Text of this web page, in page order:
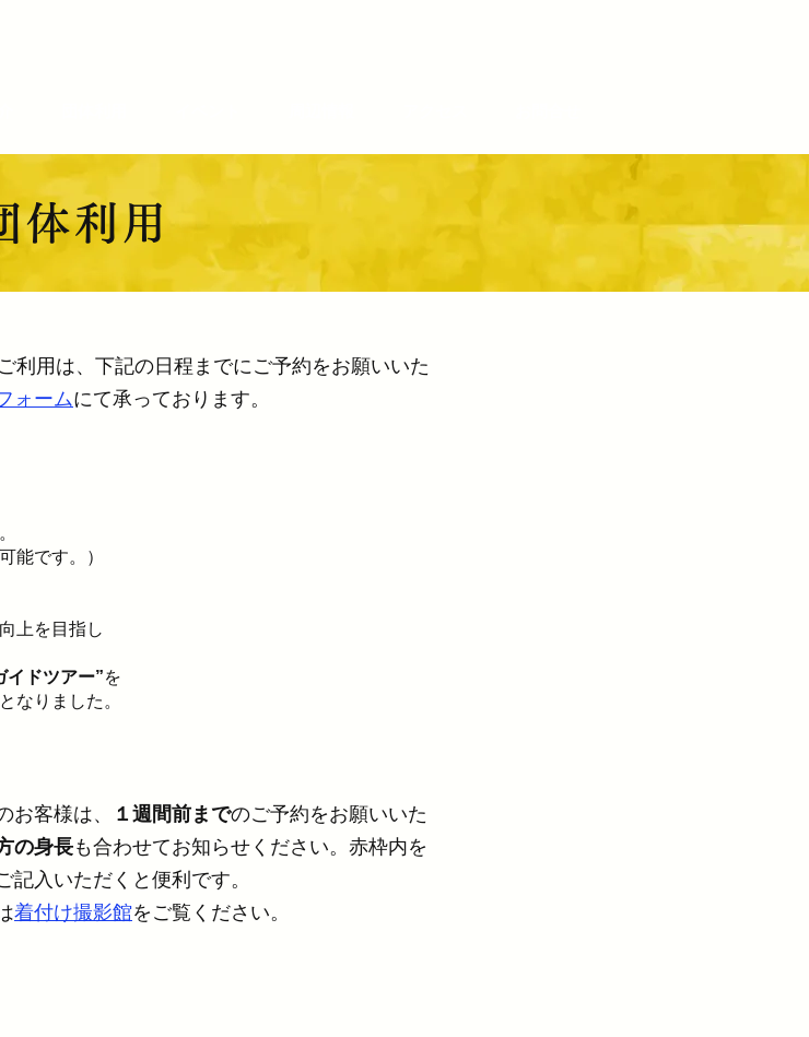
体利用
利用は、下記の日程までにご予約をお願いいた
ォームにて承っております。
能です。）
上を目指し
イドツアー”を
なりました。
お客様は、 １週間前までのご予約をお願いいた
の身長も合わせてお知らせください。赤枠内を
記入いただくと便利です。
着付け撮影館をご覧ください。